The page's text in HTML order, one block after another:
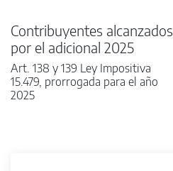
Contribuyentes alcanzados
por el adicional 2025
Art. 138 y 139 Ley Impositiva
15.479, prorrogada para el año
2025